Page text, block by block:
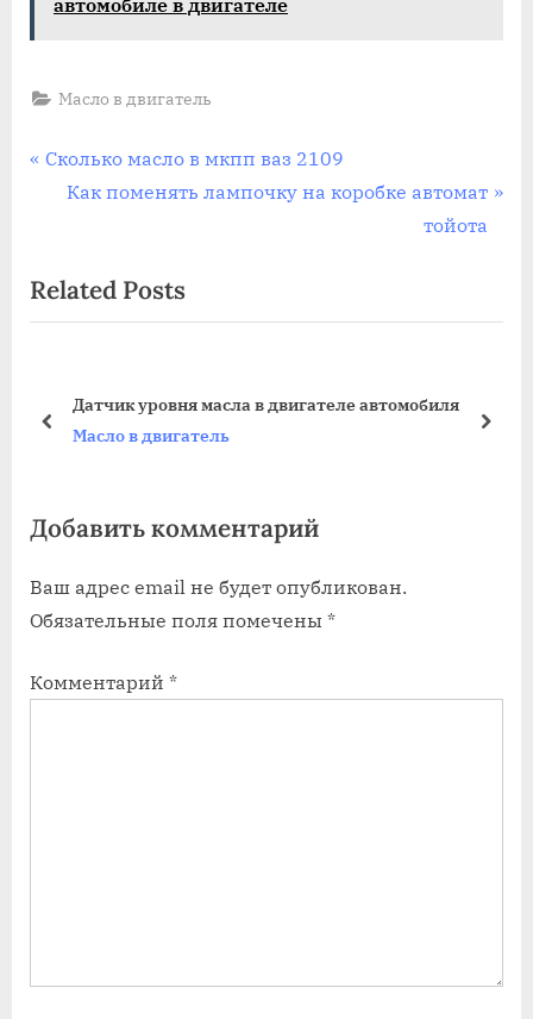
автомобиле в двигателе
Масло в двигатель
Навигация
P
i
o
P
t
Сколько масло в мкпп ваз 2109
N
t
P
Как поменять лампочку на коробке автомат
тойота
Related Posts
Датчик уровня масла в двигателе автомобиля
Масло в двигатель
prev next
Добавить комментарий
Ваш адрес email не будет опубликован.
Обязательные поля помечены *
Комментарий *